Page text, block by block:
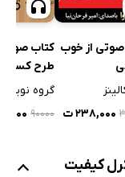
از خوب
۲۳۸,۰۰۰ ت
کتاب
طرح کسب و
روش
گروه
۹۰۰۰۰
کیفیت